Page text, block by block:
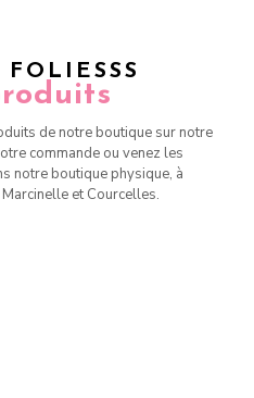
de notre boutique sur notre
commande ou venez les
notre boutique physique, à
et Courcelles.